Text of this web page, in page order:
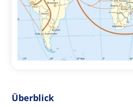
Überblick